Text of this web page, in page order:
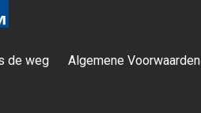
de weg Algemene Voorwaarden